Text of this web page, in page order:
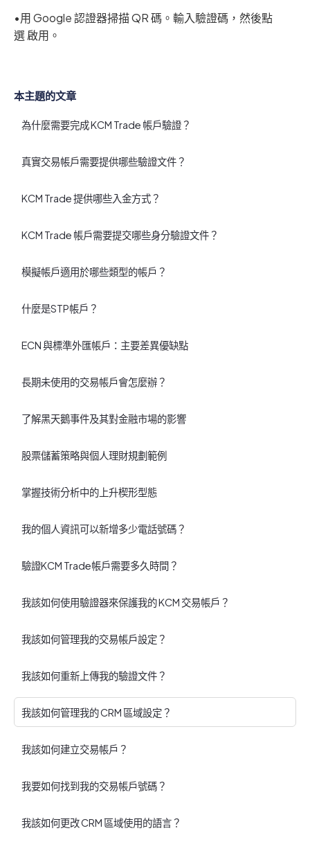
本主題的文章
為什麼需要完成 KCM Trade 帳戶驗證？
真實交易帳戶需要提供哪些驗證文件？
KCM Trade 提供哪些入金方式？
KCM Trade 帳戶需要提交哪些身分驗證文件？
模擬帳戶適用於哪些類型的帳戶？
什麼是STP帳戶？
ECN 與標準外匯帳戶：主要差異優缺點
長期未使用的交易帳戶會怎麼辦？
了解黑天鵝事件及其對金融市場的影響
股票儲蓄策略與個人理財規劃範例
掌握技術分析中的上升楔形型態
我的個人資訊可以新增多少電話號碼？
驗證KCM Trade帳戶需要多久時間？
我該如何使用驗證器來保護我的 KCM 交易帳戶？
我該如何管理我的交易帳戶設定？
我該如何重新上傳我的驗證文件？
我該如何管理我的 CRM 區域設定？
我該如何建立交易帳戶？
我要如何找到我的交易帳戶號碼？
我該如何更改 CRM 區域使用的語言？
•用 Google 認證器掃描 QR 碼。輸入驗證碼，然後點
選 啟用。